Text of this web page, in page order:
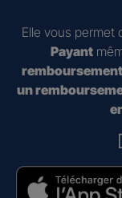
Elle vous permet
Payant
un